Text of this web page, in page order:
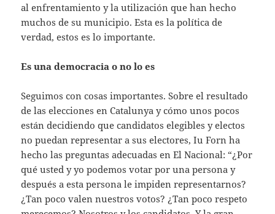
al enfrentamiento y la utilización que han hecho
muchos de su municipio. Esta es la política de
verdad, estos es lo importante.
Es una democracia o no lo es
Seguimos con cosas importantes. Sobre el resultado
de las elecciones en Catalunya y cómo unos pocos
están decidiendo que candidatos elegibles y electos
no puedan representar a sus electores, Iu Forn ha
hecho las preguntas adecuadas en El Nacional: “¿Por
qué usted y yo podemos votar por una persona y
después a esta persona le impiden representarnos?
¿Tan poco valen nuestros votos? ¿Tan poco respeto